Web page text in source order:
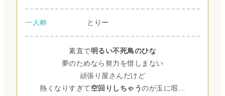
一人称 とりー
素直で明るい不死鳥のひな
夢のためなら努力を惜しまない
頑張り屋さんだけど
熱くなりすぎて 空回りしちゃうのが玉に瑕…